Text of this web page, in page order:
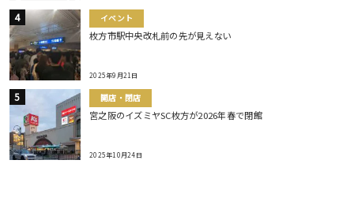
イベント
枚方市駅中央改札前の先が見えない
2025年9月21日
開店・閉店
宮之阪のイズミヤSC枚方が2026年春で閉館
2025年10月24日